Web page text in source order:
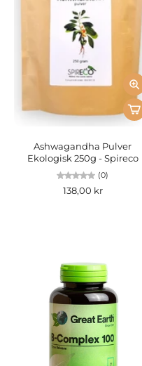
Ashwagandha Pulver
Ekologisk 250g - Spireco
(0)
138,00 kr